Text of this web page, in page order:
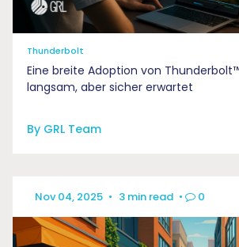
Thunderbolt
Eine breite Adoption von
langsam, aber sicher erwartet
By GRL Team
Nov 04, 2025 • 3 min read • 0